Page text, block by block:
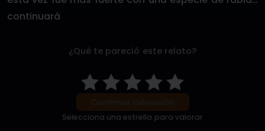
continuará
¿Qué te pareció este relato?
Selecciona una estrella para valorar